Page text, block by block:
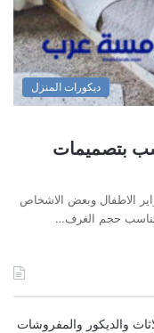
ديكورات المنزل
بتصميمات
الاطفال وبعض الاشخاص
حجم الغرف…
والديكور والمفروشات